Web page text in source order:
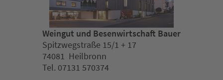
Weingut und Besenwirtschaft Bauer
Spitzwegstraße 15/1 + 17
74081 Heilbronn
Tel. 07131 570374